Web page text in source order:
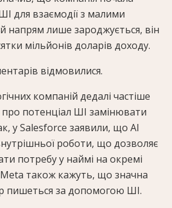
для взаємодії з малими
напрям лише зароджується, він
мільйонів доларів доходу.
відмовилися.
компаній дедалі частіше
про потенціал ШІ замінювати
у Salesforce заявили, що AI
роботи, що дозволяє
потребу у наймі на окремі
також кажуть, що значна
пишеться за допомогою ШІ.